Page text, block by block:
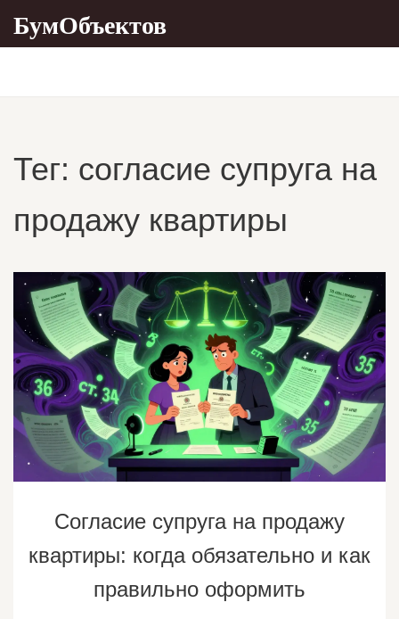
БумОбъектов
Тег: согласие супруга на
продажу квартиры
Согласие супруга на продажу
квартиры: когда обязательно и как
правильно оформить